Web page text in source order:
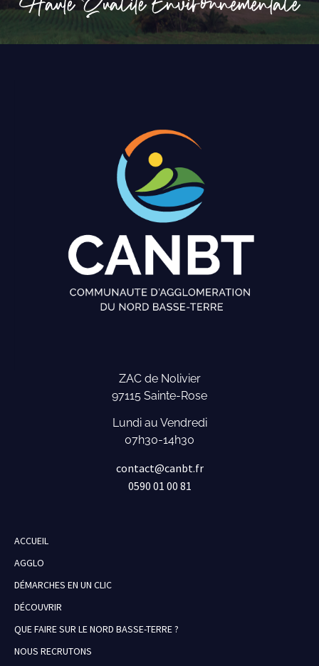
ZAC de Nolivier
97115 Sainte-Rose
Lundi au Vendredi
07h30-14h30
contact@canbt.fr
0590 01 00 81
ACCUEIL
AGGLO
DÉMARCHES EN UN CLIC
DÉCOUVRIR
QUE FAIRE SUR LE NORD BASSE-TERRE ?
NOUS RECRUTONS